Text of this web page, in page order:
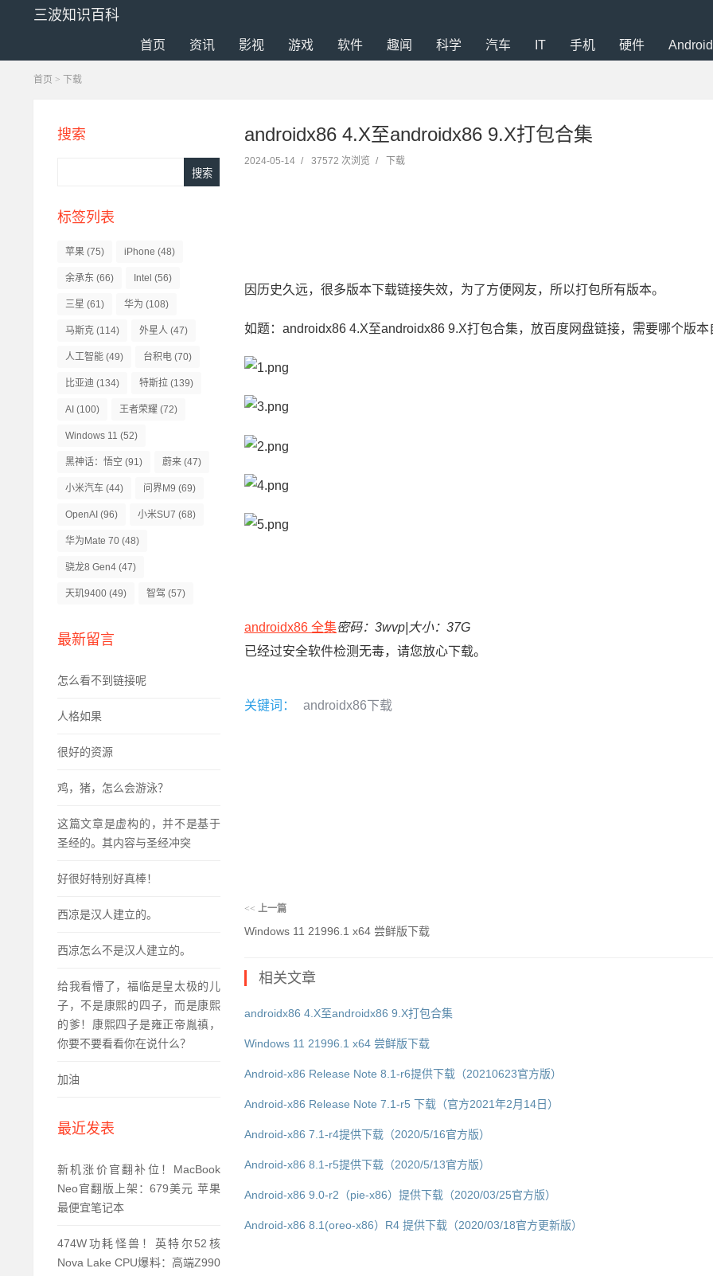
三波知识百科
首页 资讯 影视 游戏 软件 趣闻 科学 汽车 IT 手机 硬件 Android
首页 > 下载
搜索
标签列表
苹果 (75) iPhone (48)
余承东 (66) Intel (56)
三星 (61) 华为 (108)
马斯克 (114) 外星人 (47)
人工智能 (49) 台积电 (70)
比亚迪 (134) 特斯拉 (139)
AI (100) 王者荣耀 (72)
Windows 11 (52)
黑神话：悟空 (91) 蔚来 (47)
小米汽车 (44) 问界M9 (69)
OpenAI (96) 小米SU7 (68)
华为Mate 70 (48)
骁龙8 Gen4 (47)
天玑9400 (49) 智驾 (57)
最新留言
怎么看不到链接呢
人格如果
很好的资源
鸡，猪，怎么会游泳？
这篇文章是虚构的，并不是基于
圣经的。其内容与圣经冲突
好很好特别好真棒！
西凉是汉人建立的。
西凉怎么不是汉人建立的。
给我看懵了，福临是皇太极的儿
子，不是康熙的四子，而是康熙
的爹！康熙四子是雍正帝胤禛，
你要不要看看你在说什么？
加油
最近发表
新机涨价官翻补位！MacBook
Neo官翻版上架：679美元 苹果
最便宜笔记本
474W功耗怪兽！英特尔52核
Nova Lake CPU爆料：高端Z990
androidx86 4.X至androidx86 9.X打包合集
2024-05-14 / 37572 次浏览 / 下载
因历史久远，很多版本下载链接失效，为了方便网友，所以打包所有版本。
如题：androidx86 4.X至androidx86 9.X打包合集，放百度网盘链接，需要哪个版本
androidx86 全集密码：3wvp 大小：37G
已经过安全软件检测无毒，请您放心下载。
关键词： androidx86下载
<< 上一篇
Windows 11 21996.1 x64 尝鲜版下载
相关文章
androidx86 4.X至androidx86 9.X打包合集
Windows 11 21996.1 x64 尝鲜版下载
Android-x86 Release Note 8.1-r6提供下载（20210623官方版）
Android-x86 Release Note 7.1-r5 下载（官方2021年2月14日）
Android-x86 7.1-r4提供下载（2020/5/16官方版）
Android-x86 8.1-r5提供下载（2020/5/13官方版）
Android-x86 9.0-r2（pie-x86）提供下载（2020/03/25官方版）
Android-x86 8.1(oreo-x86）R4 提供下载（2020/03/18官方更新版）